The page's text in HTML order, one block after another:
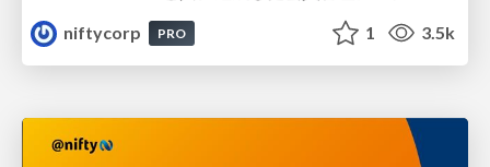
niftycorp
PRO 1 3.5k